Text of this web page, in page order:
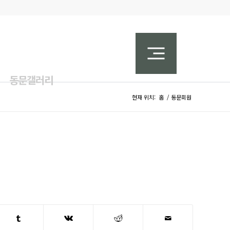
동문갤러리
현재 위치: 홈 / 동문회원